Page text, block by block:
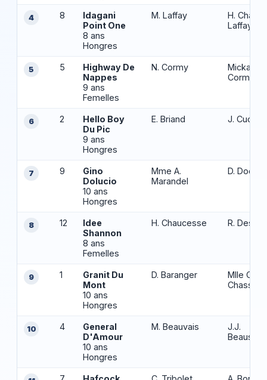
4 8
Idagani
Point One
8 ans
Hongres
M. Laffay
H.
Laffay
5 5
Highway De
Nappes
9 ans
Femelles
N. Cormy
Mickael
Cormy
6 2
Hello Boy
Du Pic
9 ans
Hongres
E. Briand J. Cuoq
7 9
Gino
Dolucio
10 ans
Hongres
Mme A.
Marandel
D. Dodin
8 12
Idee
Shannon
8 ans
Femelles
H. Chaucesse R.
9 1
Granit Du
Mont
10 ans
Hongres
D. Baranger
Mlle C.
10 4
General
D'Amour
10 ans
Hongres
M. Beauvais
J.J.
Beausse